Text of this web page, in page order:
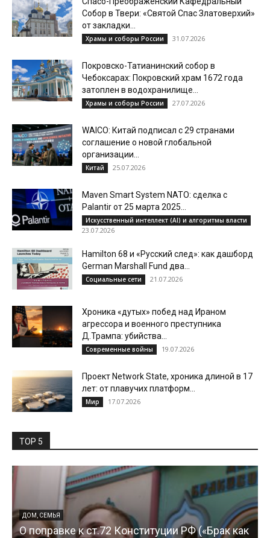
Собор в Твери: «Святой Спас Златоверхий»
от закладки...
Храмы и соборы России 31.07.2026
Покровско-Татианинский собор в
Чебоксарах: Покровский храм 1672 года
затоплен в водохранилище...
Храмы и соборы России 27.07.2026
WAICO: Китай подписал с 29 странами
соглашение о новой глобальной
организации...
Китай 25.07.2026
Maven Smart System NATO: сделка с
Palantir от 25 марта 2025...
Искусственный интеллект (AI) и алгоритмы власти
23.07.2026
Hamilton 68 и «Русский след»: как дашборд
German Marshall Fund два...
Социальные сети 21.07.2026
Хроника «дутых» побед над Ираном
агрессора и военного преступника
Д.Трампа: убийства...
Современные войны 19.07.2026
Проект Network State, хроника длиной в 17
лет: от плавучих платформ...
Мир 17.07.2026
TOP 5
ДОМ, СЕМЬЯ
О поправке к ст.72 Конституции РФ («Брак как